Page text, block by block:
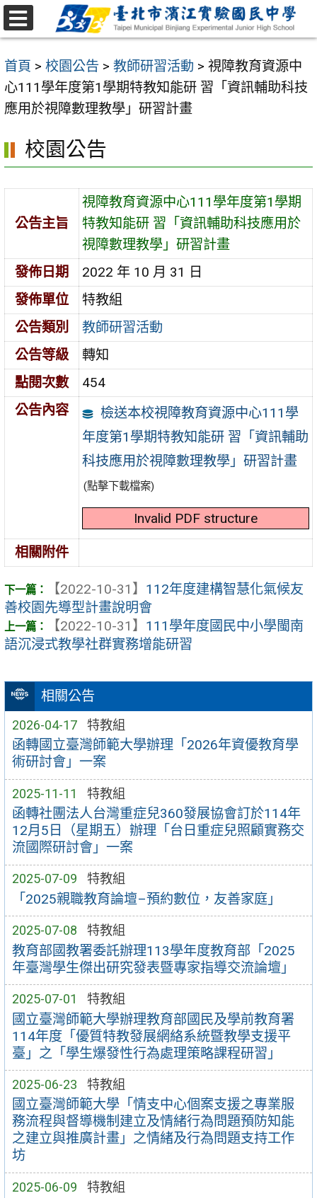
跳
至
要
內
容
首頁 > 校園公告 > 教師研習活動 > 視障教育資源中
心111學年度第1學期特教知能研 習「資訊輔助科技
應用於視障數理教學」研習計畫
相關公告
2026-04-17 特教組
函轉國立臺灣師範大學辦理「2026年資優教育學
術研討會」一案
2025-11-11 特教組
函轉社團法人台灣重症兒360發展協會訂於114年
12月5日（星期五）辦理「台日重症兒照顧實務交
流國際研討會」一案
2025-07-09 特教組
「2025親職教育論壇–預約數位，友善家庭」
2025-07-08 特教組
教育部國教署委託辦理113學年度教育部「2025
年臺灣學生傑出研究發表暨專家指導交流論壇」
2025-07-01 特教組
國立臺灣師範大學辦理教育部國民及學前教育署
114年度「優質特教發展網絡系統暨教學支援平
臺」之「學生爆發性行為處理策略課程研習」
2025-06-23 特教組
國立臺灣師範大學「情支中心個案支援之專業服
務流程與督導機制建立及情緒行為問題預防知能
之建立與推廣計畫」之情緒及行為問題支持工作
坊
2025-06-09 特教組
校園公告
公告主旨
視障教育資源中心111學年度第1學期
特教知能研 習「資訊輔助科技應用於
視障數理教學」研習計畫
發佈日期
2022 年 10 月 31 日
發佈單位
特教組
公告類別
教師研習活動
公告等級
轉知
點閱次數
454
公告內容
檢送本校視障教育資源中心111學
年度第1學期特教知能研 習「資訊輔助
科技應用於視障數理教學」研習計畫
(點擊下載檔案)
Invalid PDF structure
相關附件
【2022-10-31】 112年度建構智慧化氣候友
善校園先導型計畫說明會
【2022-10-31】 111學年度國民中小學閩南
語沉浸式教學社群實務增能研習
選
單